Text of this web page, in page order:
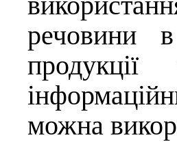
речовини в
можна